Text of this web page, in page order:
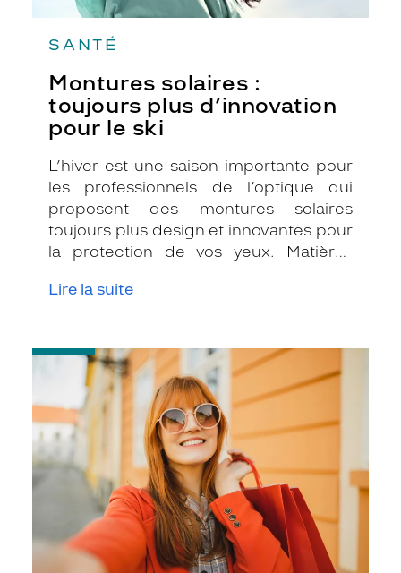
SANTÉ
Montures solaires :
toujours plus d’innovation
pour le ski
L’hiver est une saison importante pour
les professionnels de l’optique qui
proposent des montures solaires
toujours plus design et innovantes pour
la protection de vos yeux. Matières
vous présente deux marques qui
Lire la suite
-
Comment
choisir
la
couleur
de
ses
verres